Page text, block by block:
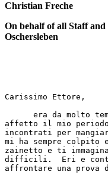
Christian Freche
On behalf of all Staff
Oschersleben
Carissimo Ettore,
era da molto
affetto il mio
incontrati per
mi ha sempre
zainetto e ti
difficili.  Eri e
affrontare una